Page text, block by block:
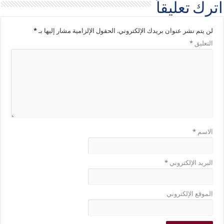
اترك تعليقاً
لن يتم نشر عنوان بريدك الإلكتروني. الحقول الإلزامية مشار إليها بـ*
التعليق*
الاسم*
البريد الإلكتروني*
الموقع الإلكتروني